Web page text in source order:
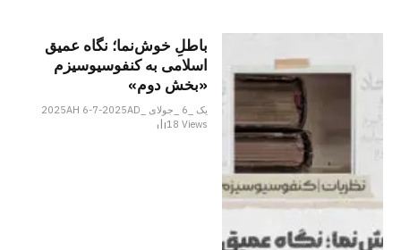
باطلِ خوش‌نما؛ نگاه عمیق
اسلامی به کنفوسیوسیزم
«بخش دوم»
یک _6 _جولای _2025AH 6-7-2025AD
18Views